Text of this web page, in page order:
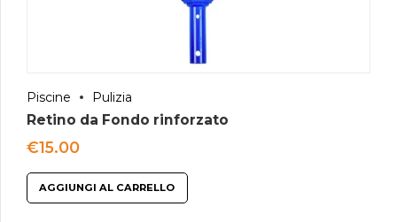
Piscine Pulizia
Retino da Fondo rinforzato
€15.00
AGGIUNGI AL CARRELLO